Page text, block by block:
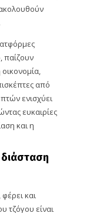
παίζουν
από
ενισχύει
ευκαιρίες
και η
και
τζόγου είναι